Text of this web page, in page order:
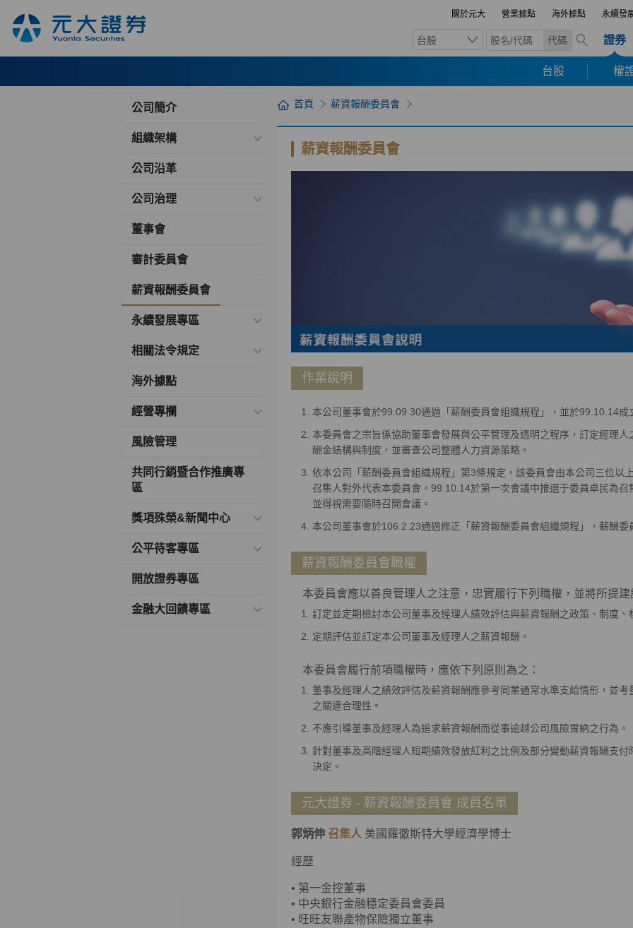
關於元大 營業據點 海外據點 永續發
台股 代碼 證券
台股 權
公司簡介
組織架構
公司沿革
公司治理
董事會
審計委員會
薪資報酬委員會
永續發展專區
相關法令規定
海外據點
經營專欄
風險管理
共同行銷暨合作推廣專
區
獎項殊榮&新聞中心
公平待客專區
開放證券專區
金融大回饋專區
首頁 薪資報酬委員會
薪資報酬委員會
作業說明
本公司董事會於99.09.30通過「薪酬委員會組織規程」，並於99.10.14成
本委員會之宗旨係協助董事會發展與公平管理及透明之程序，訂定經理
酬金結構與制度，並審查公司整體人力資源策略。
依本公司「薪酬委員會組織規程」第3條規定，該委員會由本公司三位以
召集人對外代表本委員會。99.10.14於第一次會議中推選于委員卓民為
並得視需要隨時召開會議。
本公司董事會於106.2.23通過修正「薪資報酬委員會組織規程」，薪酬
薪資報酬委員會職權
本委員會應以善良管理人之注意，忠實履行下列職權，並將所提
訂定並定期檢討本公司董事及經理人績效評估與薪資報酬之政策、制度、
定期評估並訂定本公司董事及經理人之薪資報酬。
本委員會履行前項職權時，應依下列原則為之：
董事及經理人之績效評估及薪資報酬應參考同業通常水準支給情形，並
之關連合理性。
不應引導董事及經理人為追求薪資報酬而從事逾越公司風險胃納之行為。
針對董事及高階經理人短期績效發放紅利之比例及部分變動薪資報酬支
決定。
元大證券 - 薪資報酬委員會 成員名單
郭炳伸 召集人 美國羅徹斯特大學經濟學博士
經歷
• 第一金控董事
• 中央銀行金融穩定委員會委員
• 旺旺友聯產物保險獨立董事